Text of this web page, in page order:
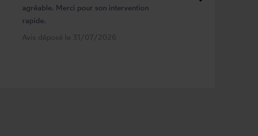
agréable. Merci pour son intervention
rapide.
Avis déposé le 31/07/2026